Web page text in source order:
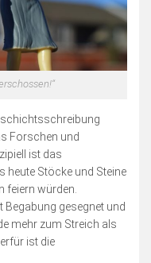
Forschen und
ist das
heute Stöcke und Steine
feiern würden.
gesegnet und
mehr zum Streich als
ist die